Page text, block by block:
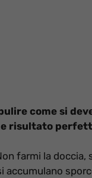
come si
risultato
farmi la
accumulano